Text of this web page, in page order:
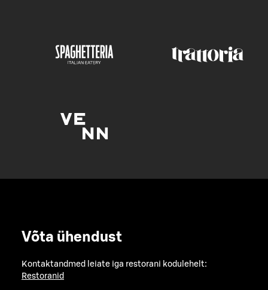
Võta ühendust
Kontaktandmed leiate iga restorani kodulehelt:
Restoranid